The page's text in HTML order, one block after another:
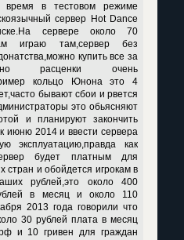
время в тестовом режиме
сервер Hot Dance
сервере около 70
играю там,сервер без
купить все за
расценки очень
кольцо Юнона это 4
бывают сбои и рвется
это обьясняют
и планируют закончить
июню 2014 и ввести сервера
эксплуатацию,правда как
будет платным для
стран и обойдется игрокам в
рублей,это около 400
в месяц и около 110
2013 года говорили что
30 рублей плата в месяц
и 10 гривен для граждан